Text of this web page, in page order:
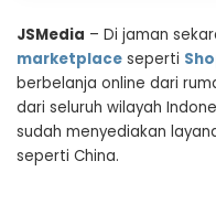
JSMedia – Di jaman
marketplace seperti
berbelanja online dari
dari seluruh wilayah
sudah menyediakan
seperti China.